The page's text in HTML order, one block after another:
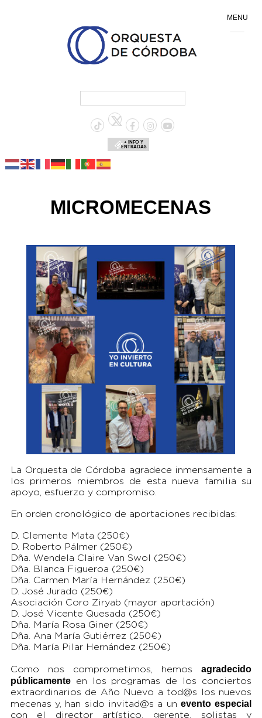
+ INFO Y
ENTRADAS
MICROMECENAS
La Orquesta de Córdoba agradece inmensamente a
los primeros miembros de esta nueva familia su
apoyo, esfuerzo y compromiso.
En orden cronológico de aportaciones recibidas:
D. Clemente Mata (250€)
D. Roberto Pálmer (250€)
Dña. Wendela Claire Van Swol (250€)
Dña. Blanca Figueroa (250€)
Dña. Carmen María Hernández (250€)
D. José Jurado (250€)
Asociación Coro Ziryab (mayor aportación)
D. José Vicente Quesada (250€)
Dña. María Rosa Giner (250€)
Dña. Ana María Gutiérrez (250€)
Dña. María Pilar Hernández (250€)
Como nos comprometimos, hemosagradecido
públicamenteen los programas de los conciertos
extraordinarios de Año Nuevo a tod@s los nuevos
mecenas y, han sido invitad@s a un evento especial
con el director artístico, gerente, solistas y
MENU